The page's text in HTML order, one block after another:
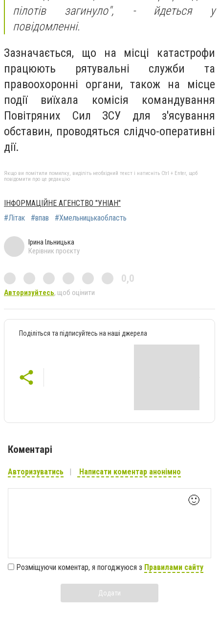
пілотів загинуло", - йдеться у
повідомленні.
Зазначається, що на місці катастрофи
працюють рятувальні служби та
правоохоронні органи, також на місце
події виїхала комісія командування
Повітряних Сил ЗСУ для з'ясування
обставин, проводяться слідчо-оперативні
дії.
Якщо ви помітили помилку, виділіть необхідний текст і натисніть Ctrl + Enter, щоб
повідомити про це редакцію
ІНФОРМАЦІЙНЕ АГЕНСТВО "УНІАН"
#Літак
#впав #Хмельницькаобласть
Ірина Ільницька
Керівник проєкту
0,0
Авторизуйтесь, щоб оцінити
Поділіться та підписуйтесь на наші джерела
Коментарі
Авторизуватись Написати коментар анонімно
🙂
Розміщуючи коментар, я погоджуюся з Правилами сайту
Додати